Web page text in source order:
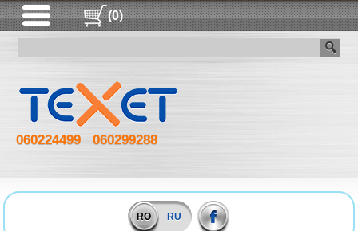
(0)
060224499 060299288
RO RU